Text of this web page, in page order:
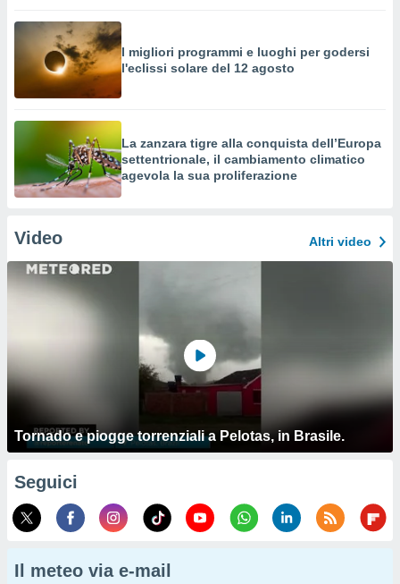
I migliori programmi e luoghi per godersi
l'eclissi solare del 12 agosto
La zanzara tigre alla conquista dell’Europa
settentrionale, il cambiamento climatico
agevola la sua proliferazione
Video Altri video
Tornado e piogge torrenziali a Pelotas, in Brasile.
Seguici
Il meteo via e-mail